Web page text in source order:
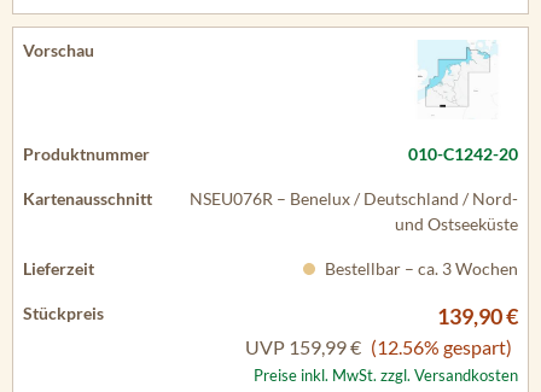
010-C1242-20
NSEU076R – Benelux / Deutschland / Nord-
und Ostseeküste
Bestellbar – ca. 3 Wochen
139,90 €
UVP 159,99 € (12.56% gespart)
Preise inkl. MwSt. zzgl. Versandkosten